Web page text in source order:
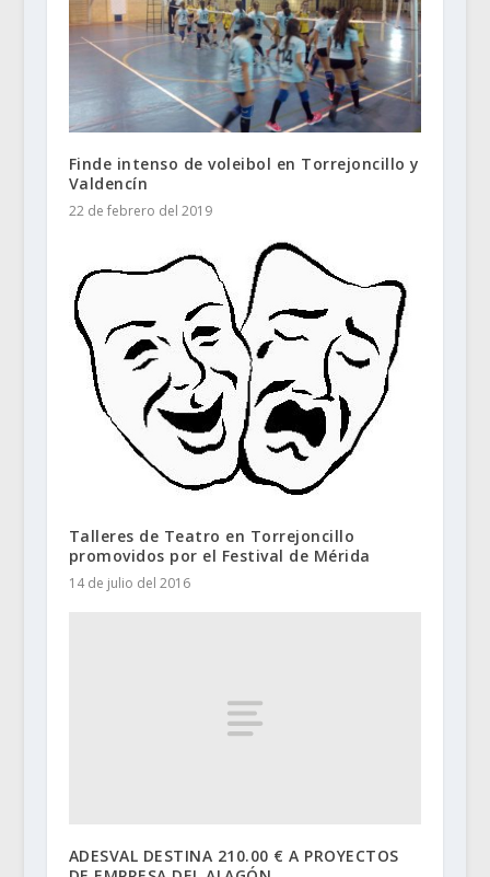
Finde intenso de voleibol en Torrejoncillo y
Valdencín
22 de febrero del 2019
Talleres de Teatro en Torrejoncillo
promovidos por el Festival de Mérida
14 de julio del 2016
ADESVAL DESTINA 210.00 € A PROYECTOS